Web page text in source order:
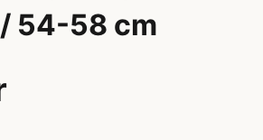
54-58 cm